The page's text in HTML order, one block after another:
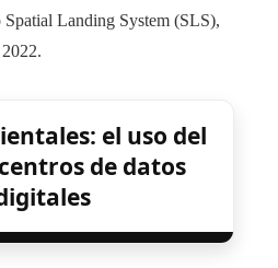
Landing System (SLS),
el uso del
de datos